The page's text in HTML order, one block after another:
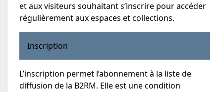
et aux visiteurs souhaitant s’inscrire pour accéder
régulièrement aux espaces et collections.
Inscription
L’inscription permet l’abonnement à la liste de
diffusion de la B2RM. Elle est une condition